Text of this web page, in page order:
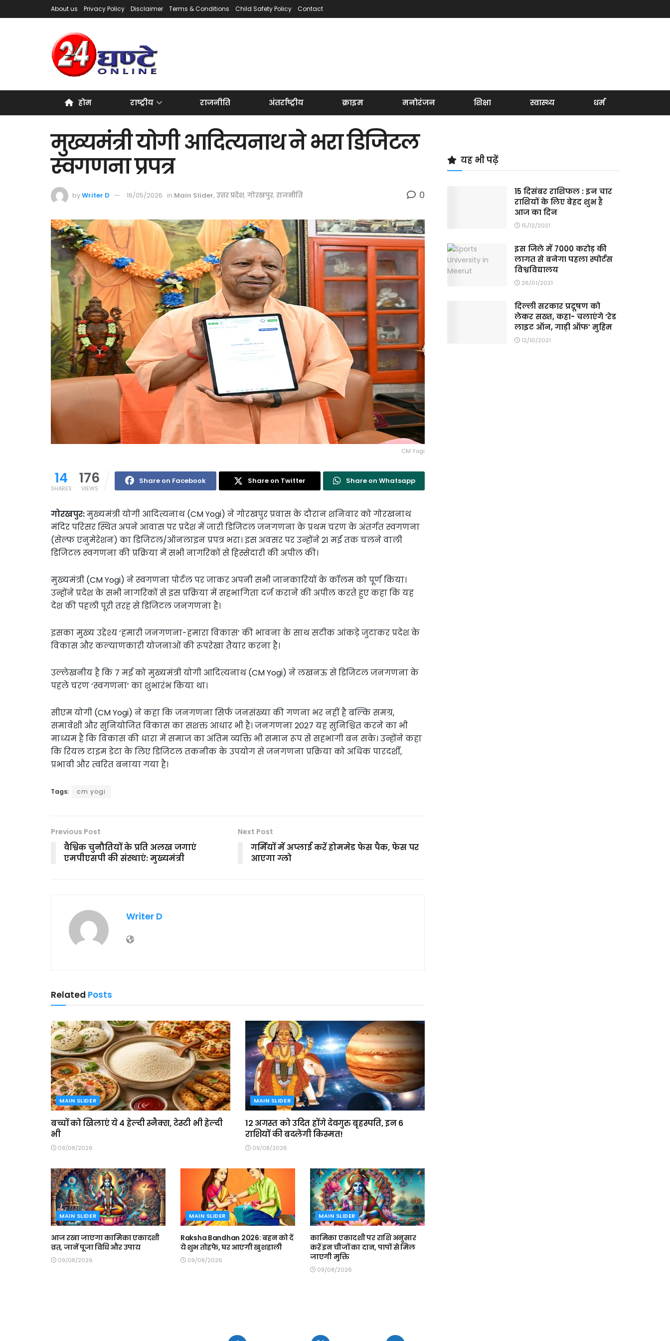
About us Privacy Policy Disclaimer Terms & Conditions Child Safety Policy Contact
होम राष्ट्रीय राजनीति अंतर्राष्ट्रीय क्राइम मनोरंजन शिक्षा स्वास्थ्य धर्म
मुख्यमंत्री योगी आदित्यनाथ ने भरा डिजिटल
स्वगणना प्रपत्र
byWriter D 16/05/2026 in Main Slider, उत्तर प्रदेश, गोरखपुर, राजनीति 0
CM Yogi
14
SHARES
176
VIEWS
Share on Facebook Share on Twitter Share on Whatsapp
गोरखपुर:मुख्यमंत्री योगी आदित्यनाथ (CM Yogi) ने गोरखपुर प्रवास के दौरान शनिवार को गोरखनाथ
मंदिर परिसर स्थित अपने आवास पर प्रदेश में जारी डिजिटल जनगणना के प्रथम चरण के अंतर्गत स्वगणना
(सेल्फ एनुमेरेशन) का डिजिटल/ऑनलाइन प्रपत्र भरा। इस अवसर पर उन्होंने 21 मई तक चलने वाली
डिजिटल स्वगणना की प्रक्रिया में सभी नागरिकों से हिस्सेदारी की अपील की।
मुख्यमंत्री (CM Yogi) ने स्वगणना पोर्टल पर जाकर अपनी सभी जानकारियों के कॉलम को पूर्ण किया।
उन्होंने प्रदेश के सभी नागरिकों से इस प्रक्रिया में सहभागिता दर्ज कराने की अपील करते हुए कहा कि यह
देश की पहली पूरी तरह से डिजिटल जनगणना है।
इसका मुख्य उद्देश्य ‘हमारी जनगणना-हमारा विकास’ की भावना के साथ सटीक आंकड़े जुटाकर प्रदेश के
विकास और कल्याणकारी योजनाओं की रूपरेखा तैयार करना है।
उल्लेखनीय है कि 7 मई को मुख्यमंत्री योगी आदित्यनाथ (CM Yogi) ने लखनऊ से डिजिटल जनगणना के
पहले चरण ‘स्वगणना’ का शुभारंभ किया था।
सीएम योगी (CM Yogi) ने कहा कि जनगणना सिर्फ जनसंख्या की गणना भर नहीं है बल्कि समग्र,
समावेशी और सुनियोजित विकास का सशक्त आधार भी है। जनगणना 2027 यह सुनिश्चित करने का भी
माध्यम है कि विकास की धारा में समाज का अंतिम व्यक्ति भी समान रूप से सहभागी बन सके। उन्होंने कहा
कि रियल टाइम डेटा के लिए डिजिटल तकनीक के उपयोग से जनगणना प्रक्रिया को अधिक पारदर्शी,
प्रभावी और त्वरित बनाया गया है।
Tags: cm yogi
Previous Post
वैश्विक चुनौतियों के प्रति अलख जगाएं
एमपीएसपी की संस्थाएं: मुख्यमंत्री
Next Post
गर्मियों में अप्लाई करें होममेड फेस पैक, फेस पर
आएगा ग्लो
Writer D
Related Posts
MAIN SLIDER
बच्चों को खिलाएं ये 4 हेल्दी स्नैक्स, टेस्टी भी हेल्दी
भी
09/08/2026
MAIN SLIDER
12 अगस्त को उदित होंगे देवगुरु बृहस्पति, इन 6
राशियों की बदलेगी किस्मत!
09/08/2026
MAIN SLIDER
आज रखा जाएगा कामिका एकादशी
व्रत, जानें पूजा विधि और उपाय
09/08/2026
MAIN SLIDER
Raksha Bandhan 2026: बहन को दें
ये शुभ तोहफे, घर आएगी खुशहाली
09/08/2026
MAIN SLIDER
कामिका एकादशी पर राशि अनुसार
करें इन चीजों का दान, पापों से मिल
जाएगी मुक्ति
09/08/2026
यह भी पढ़ें
15 दिसंबर राशिफल : इन चार
राशियों के लिए बेहद शुभ है
आज का दिन
15/12/2021
इस जिले में 7000 करोड़ की
लागत से बनेगा पहला स्पोर्टस
विश्वविद्यालय
26/01/2021
दिल्ली सरकार प्रदूषण को
लेकर सख्त, कहा- चलाएंगे ‘रेड
लाइट ऑन, गाड़ी ऑफ’ मुहिम
12/10/2021